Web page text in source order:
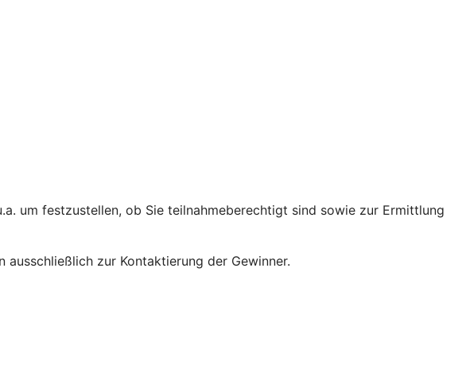
um festzustellen, ob Sie teilnahmeberechtigt sind sowie zur Ermittlung
ausschließlich zur Kontaktierung der Gewinner.